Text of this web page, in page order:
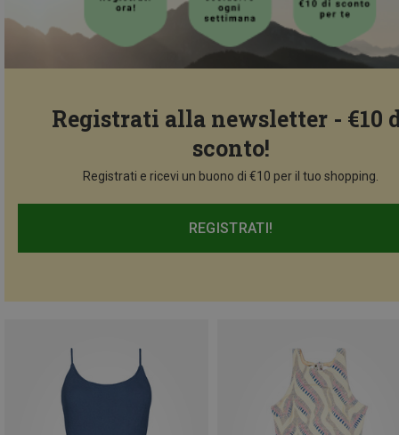
Registrati alla newsletter - €10
sconto!
Registrati e ricevi un buono di €10 per il tuo shopping.
REGISTRATI!